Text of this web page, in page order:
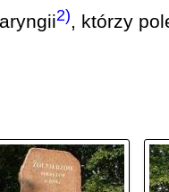
2), którzy